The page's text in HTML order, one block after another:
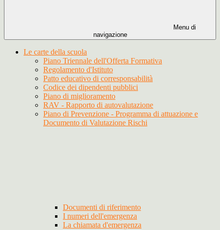
Menu di
navigazione
Le carte della scuola
Piano Triennale dell'Offerta Formativa
Regolamento d'Istituto
Patto educativo di corresponsabilità
Codice dei dipendenti pubblici
Piano di miglioramento
RAV - Rapporto di autovalutazione
Piano di Prevenzione - Programma di attuazione e
Documento di Valutazione Rischi
Documenti di riferimento
I numeri dell'emergenza
La chiamata d'emergenza